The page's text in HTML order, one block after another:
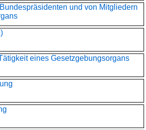
und von Mitgliedern
eines Gesetzgebungsorgans